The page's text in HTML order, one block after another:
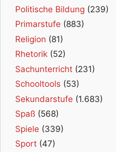
Politische Bildung (239)
Primarstufe (883)
Religion (81)
Rhetorik (52)
Sachunterricht (231)
Schooltools (53)
Sekundarstufe (1.683)
Spaß (568)
Spiele (339)
Sport (47)